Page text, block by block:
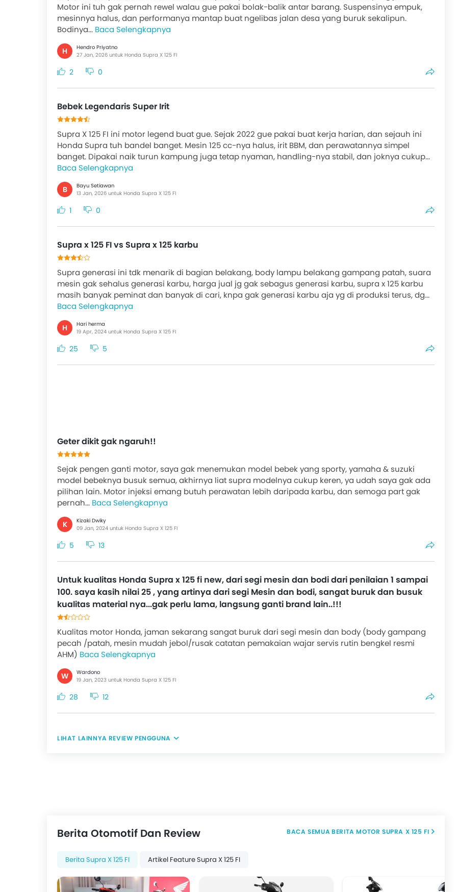
Motor ini tuh gak pernah rewel walau gue pakai bolak-balik antar barang. Suspensinya empuk,
mesinnya halus, dan performanya mantap buat ngelibas jalan desa yang buruk sekalipun.
Bodinya... Baca Selengkapnya
H
Hendro Priyatno
27 Jan, 2026 untuk Honda Supra X 125 FI
2 0
Bebek Legendaris Super Irit
Supra X 125 FI ini motor legend buat gue. Sejak 2022 gue pakai buat kerja harian, dan sejauh ini
Honda Supra tuh bandel banget. Mesin 125 cc-nya halus, irit BBM, dan perawatannya simpel
banget. Dipakai naik turun kampung juga tetap nyaman, handling-nya stabil, dan joknya cukup...
Baca Selengkapnya
B
Bayu Setiawan
13 Jan, 2026 untuk Honda Supra X 125 FI
1 0
Supra x 125 FI vs Supra x 125 karbu
Supra generasi ini tdk menarik di bagian belakang, body lampu belakang gampang patah, suara
mesin gak sehalus generasi karbu, harga jual jg gak sebagus generasi karbu, supra x 125 karbu
masih banyak peminat dan banyak di cari, knpa gak generasi karbu aja yg di produksi terus, dg...
Baca Selengkapnya
H
Hari herma
19 Apr, 2024 untuk Honda Supra X 125 FI
25 5
Geter dikit gak ngaruh!!
Sejak pengen ganti motor, saya gak menemukan model bebek yang sporty, yamaha & suzuki
model bebeknya busuk semua, akhirnya liat supra modelnya cukup keren, ya udah saya gak ada
pilihan lain. Motor injeksi emang butuh perawatan lebih daripada karbu, dan semoga part gak
pernah... Baca Selengkapnya
K
Kizaki Dwiky
09 Jan, 2024 untuk Honda Supra X 125 FI
5 13
Untuk kualitas Honda Supra x 125 fi new, dari segi mesin dan bodi dari penilaian 1 sampai
100. saya kasih nilai 25 , yang artinya dari segi Mesin dan bodi, sangat buruk dan busuk
kualitas material nya...gak perlu lama, langsung ganti brand lain..!!!
Kualitas motor Honda, jaman sekarang sangat buruk dari segi mesin dan body (body gampang
pecah /patah, mesin mudah jebol/rusak catatan pemakaian wajar servis rutin bengkel resmi
AHM) Baca Selengkapnya
W
Wardono
19 Jan, 2023 untuk Honda Supra X 125 FI
28 12
REVIEW PENGGUNA
Berita Otomotif Dan Review
Berita Supra X 125 FI Artikel Feature Supra X 125 FI
BERITA MOTOR SUPRA X 125 FI